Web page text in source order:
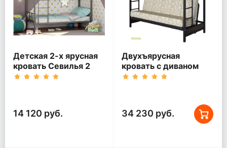
Детская 2-х ярусная
кровать Севилья 2
14 120 руб.
Двухъярусная
кровать с диваном
Мадлен Черная
34 230 руб.